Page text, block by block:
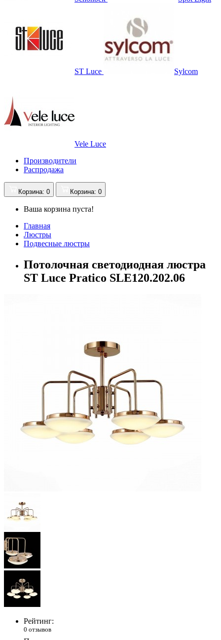
ST Luce Sylcom
Vele Luce
Производители
Распродажа
Корзина: 0 Корзина: 0
Ваша корзина пуста!
Главная
Люстры
Подвесные люстры
Потолочная светодиодная люстра
ST Luce Pratico SLE120.202.06
Рейтинг:
0 отзывов